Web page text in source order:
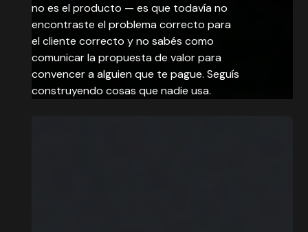
no es el producto — es que todavía no
encontraste el problema correcto para
el cliente correcto y no sabés como
comunicar la propuesta de valor para
convencer a alguien que te pague. Seguís
construyendo cosas que nadie usa.